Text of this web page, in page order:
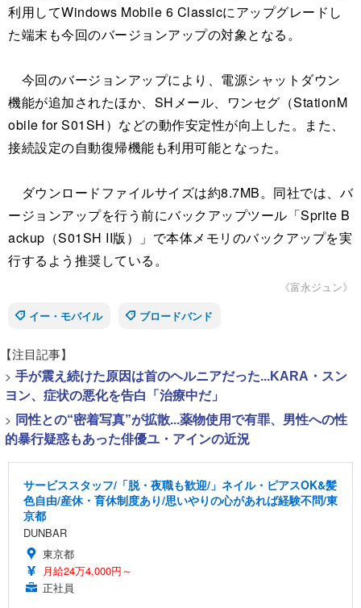
利用してWindows Mobile 6 Classicにアップグレードし
た端末も今回のバージョンアップの対象となる。
今回のバージョンアップにより、電源シャットダウン
機能が追加されたほか、SHメール、ワンセグ（StationM
obile for S01SH）などの動作安定性が向上した。また、
接続設定の自動復帰機能も利用可能となった。
ダウンロードファイルサイズは約8.7MB。同社では、バ
ージョンアップを行う前にバックアップツール「Sprite B
ackup（S01SH II版）」で本体メモリのバックアップを実
行するよう推奨している。
《富永ジュン》
イー・モバイル
ブロードバンド
【注目記事】
> 手が震え続けた原因は首のヘルニアだった...KARA・スン
ヨン、症状の悪化を告白「治療中だ」
> 同性との“密着写真”が拡散...薬物使用で有罪、男性への性
的暴行疑惑もあった俳優ユ・アインの近況
サービススタッフ/「脱・夜職も歓迎/」ネイル・ピアスOK&髪
色自由/産休・育休制度あり/思いやりの心があれば経験不問/東
京都
DUNBAR
東京都
月給24万4,000円～
正社員